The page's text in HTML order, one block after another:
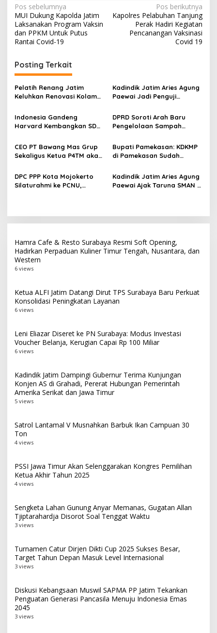
N
a
v
i
g
a
s
i
p
o
s
Pos sebelumnya
MUI Dukung Kapolda Jatim
Laksanakan Program Vaksin
dan PPKM Untuk Putus
Rantai Covid-19
Pos berikutnya
Kapolres Pelabuhan Tanjung
Perak Hadiri Kegiatan
Pencanangan Vaksinasi
Covid 19
Posting Terkait
Pelatih Renang Jatim
Keluhkan Renovasi Kolam
Persiapan Menuju PON 2028
Terganggu
Kadindik Jatim Aries Agung
Paewai Jadi Penguji
Tingkat II 2026, Tekankan
Inovasi Berdampak bagi
Masyarakat
Indonesia Gandeng
Harvard Kembangkan SDM
Dunia
DPRD Soroti Arah Baru
Pengelolaan Sampah
TPA Benowo
CEO PT Bawang Mas Grup
Sekaligus Ketua P4TM akan
Tembakau di Madura
Bupati Pamekasan: KDKMP
di Pamekasan Sudah
Selesai Akhir Juli 2026
DPC PPP Kota Mojokerto
Silaturahmi ke PCNU,
Kadindik Jatim Aries Agung
Paewai Ajak Taruna SMAN 2
Hamra Cafe & Resto Surabaya Resmi Soft Opening,
Hadirkan Perpaduan Kuliner Timur Tengah, Nusantara, dan
Western
6 views
Ketua ALFI Jatim Datangi Dirut TPS Surabaya Baru Perkuat
Konsolidasi Peningkatan Layanan
6 views
Leni Eliazar Diseret ke PN Surabaya: Modus Investasi
Voucher Belanja, Kerugian Capai Rp 100 Miliar
6 views
Kadindik Jatim Dampingi Gubernur Terima Kunjungan
Konjen AS di Grahadi, Pererat Hubungan Pemerintah
Amerika Serikat dan Jawa Timur
5 views
Satrol Lantamal V Musnahkan Barbuk Ikan Campuan 30
Ton
4 views
PSSI Jawa Timur Akan Selenggarakan Kongres Pemilihan
Ketua Akhir Tahun 2025
4 views
Sengketa Lahan Gunung Anyar Memanas, Gugatan Allan
Tjiptarahardja Disorot Soal Tenggat Waktu
3 views
Turnamen Catur Dirjen Dikti Cup 2025 Sukses Besar,
Target Tahun Depan Masuk Level Internasional
3 views
Diskusi Kebangsaan Muswil SAPMA PP Jatim Tekankan
Penguatan Generasi Pancasila Menuju Indonesia Emas
2045
3 views